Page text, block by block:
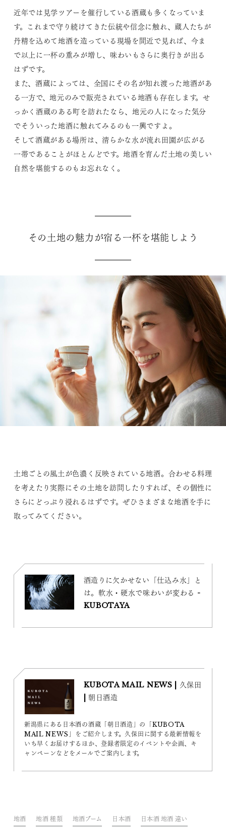
近年では見学ツアーを催行している酒蔵も多くなっていま
す。これまで守り続けてきた伝統や信念に触れ、蔵人たちが
丹精を込めて地酒を造っている現場を間近で見れば、今ま
で以上に一杯の重みが増し、味わいもさらに奥行きが出る
はずです。
また、酒蔵によっては、全国にその名が知れ渡った地酒があ
る一方で、地元のみで販売されている地酒も存在します。せ
っかく酒蔵のある町を訪れたなら、地元の人になった気分
でそういった地酒に触れてみるのも一興ですよ。
そして酒蔵がある場所は、清らかな水が流れ田園が広がる
一帯であることがほとんどです。地酒を育んだ土地の美しい
自然を堪能するのもお忘れなく。
その土地の魅力が宿る一杯を堪能しよう
土地ごとの風土が色濃く反映されている地酒。合わせる料理
を考えたり実際にその土地を訪問したりすれば、その個性に
さらにどっぷり浸れるはずです。ぜひさまざまな地酒を手に
取ってみてください。
酒造りに欠かせない「仕込み水」と
は。軟水・硬水で味わいが変わる -
KUBOTAYA
KUBOTA MAIL NEWS | 久保田
| 朝日酒造
新潟県にある日本酒の酒蔵「朝日酒造」の「KUBOTA
MAIL NEWS」をご紹介します。久保田に関する最新情報を
いち早くお届けするほか、登録者限定のイベントや企画、キ
ャンペーンなどをメールでご案内します。
地酒 地酒 種類 地酒ブーム 日本酒 日本酒 地酒 違い